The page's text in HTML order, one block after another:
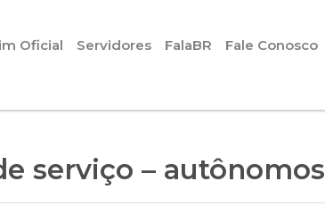
Oficial Servidores FalaBR Fale Conosco
serviço – autônomos